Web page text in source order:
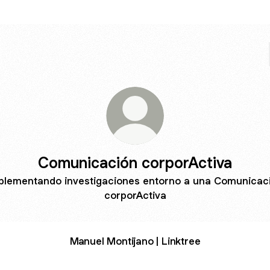
Comunicación corporActiva
investigaciones entorno a una
corporActiva
Manuel Montijano | Linktree